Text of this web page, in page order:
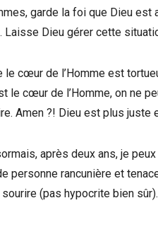
garde la foi que Dieu
Dieu gérer cette
le cœur de l’Homme est
le cœur de l’Homme, on ne
Amen ?! Dieu est plus juste
après deux ans, je
personne rancunière et
(pas hypocrite bien sûr).